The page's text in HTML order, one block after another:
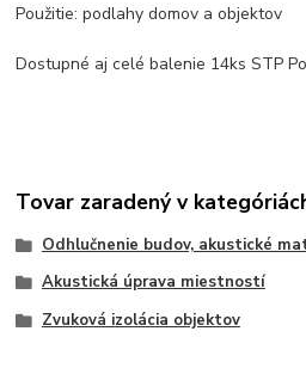
Použitie: podlahy domov a objektov
Dostupné aj celé balenie 14ks STP
Tovar zaradený v
Odhlučnenie budov, akustické
Akustická úprava miestností
Zvuková izolácia objektov